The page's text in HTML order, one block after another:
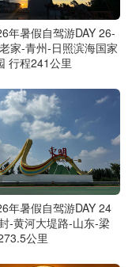
年暑假自驾游DAY 26-
家-青州-日照滨海国家
行程241公里
年暑假自驾游DAY 24
-黄河大堤路-山东-梁
公里